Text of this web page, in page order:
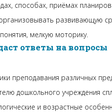
способах, приёмах
развивающую
мелкую моторику.
ответы на вопросы
преподавания различных
дошкольного учреждения
и возрастные